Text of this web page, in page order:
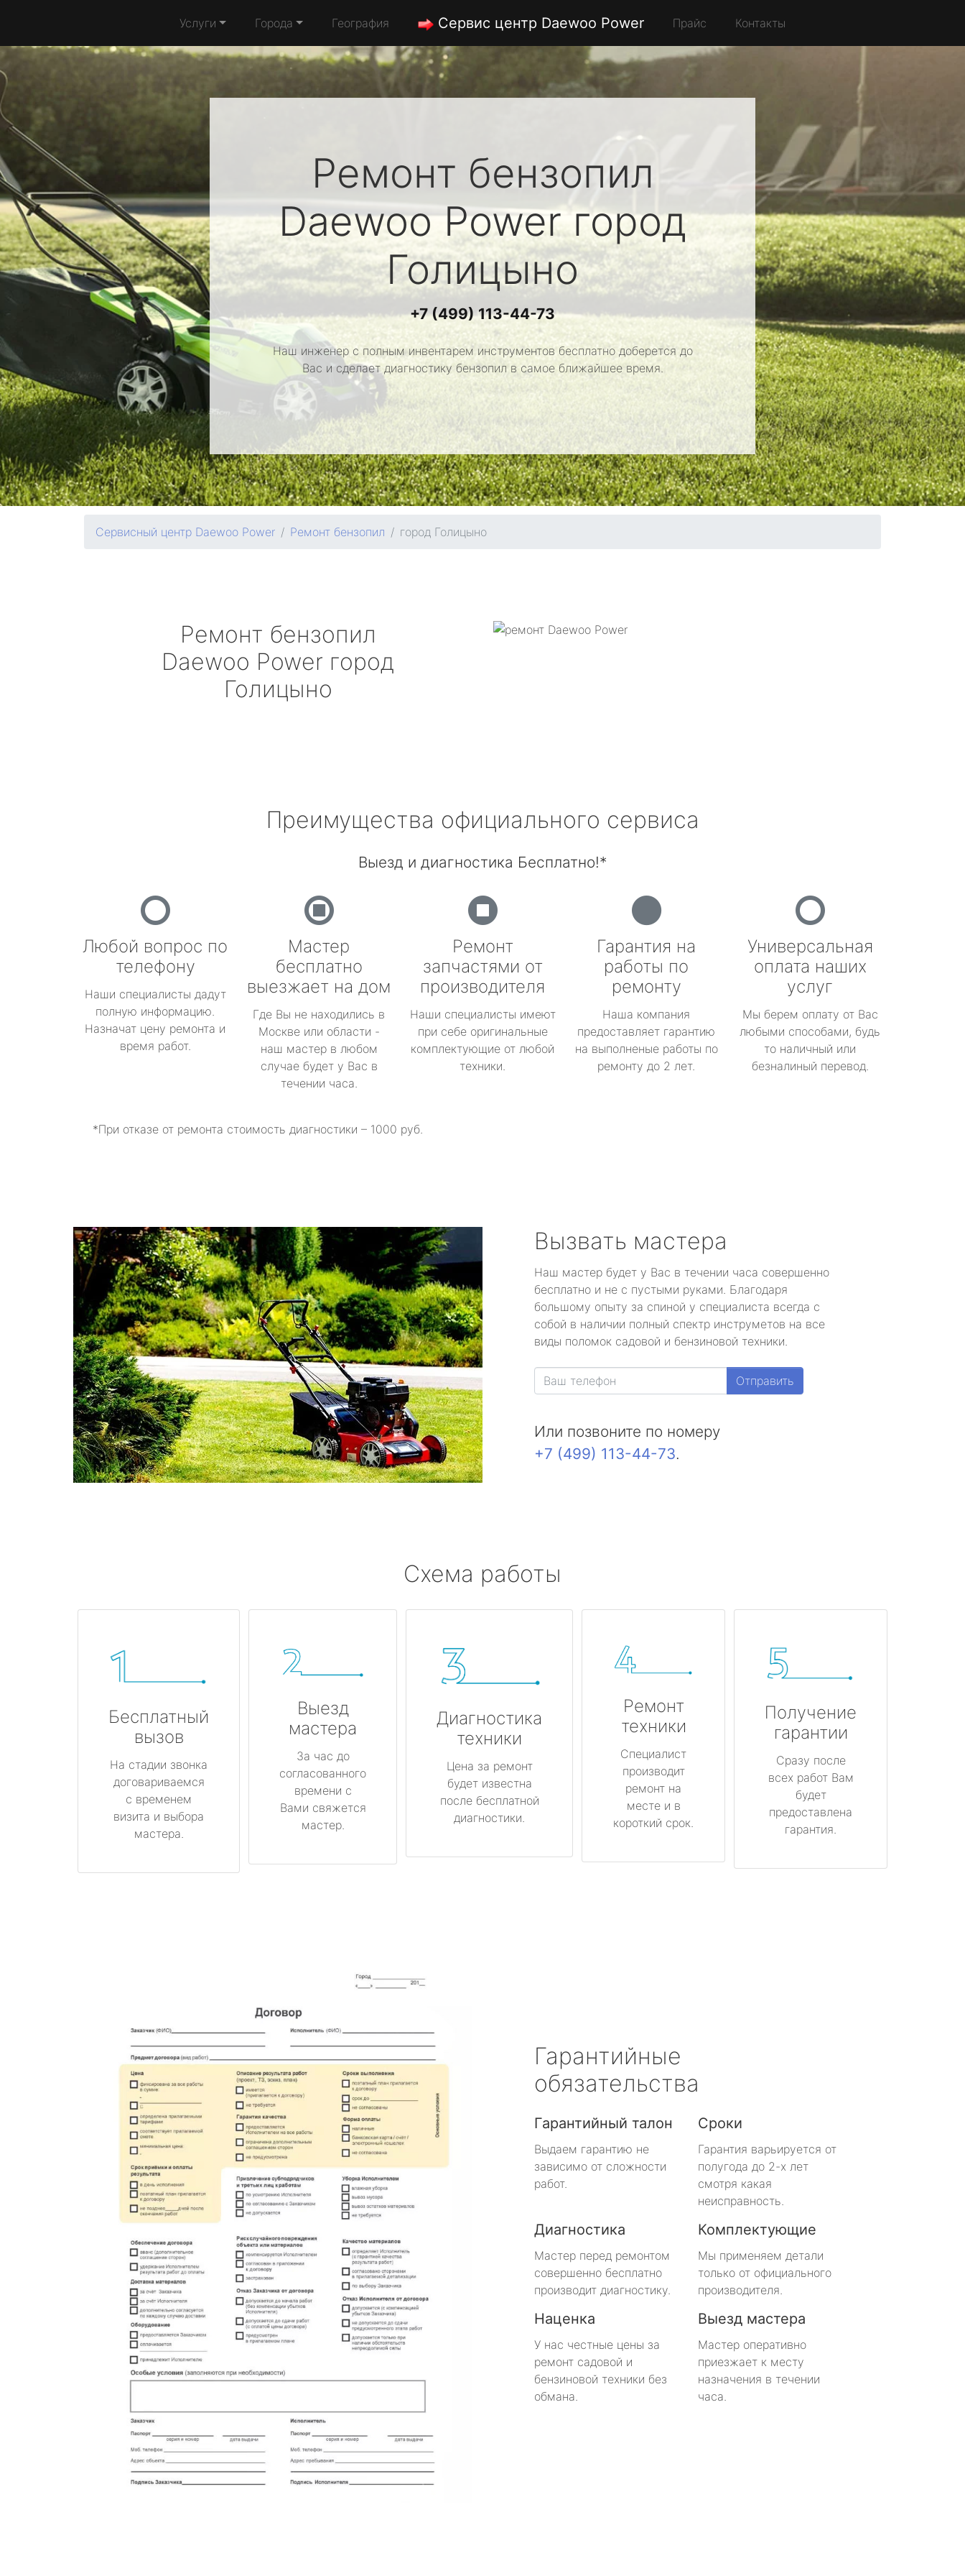
Услуги Города География Сервис центр Daewoo Power Прайс Контакты
Ремонт бензопил
Daewoo Powerгород
Голицыно
+7 (499) 113-44-73
Наш инженер с полным инвентарем инструментов бесплатно доберется до
Вас и сделает диагностику бензопил в самое ближайшее время.
Сервисный центр Daewoo Power Ремонт бензопил город Голицыно
Ремонт бензопил
Daewoo Power город
Голицыно
Преимущества официального сервиса
Выезд и диагностика Бесплатно!*
Любой вопрос по
телефону
Наши специалисты дадут
полную информацию.
Назначат цену ремонта и
время работ.
Мастер
бесплатно
выезжает на дом
Где Вы не находились в
Москве или области -
наш мастер в любом
случае будет у Вас в
течении часа.
Ремонт
запчастями от
производителя
Наши специалисты имеют
при себе оригинальные
комплектующие от любой
техники.
Гарантия на
работы по
ремонту
Наша компания
предоставляет гарантию
на выполненые работы по
ремонту до 2 лет.
Универсальная
оплата наших
услуг
Мы берем оплату от Вас
любыми способами, будь
то наличный или
безналиный перевод.
*При отказе от ремонта стоимость диагностики – 1000 руб.
Вызвать мастера
Наш мастер будет у Вас в течении часа совершенно
бесплатно и не с пустыми руками. Благодаря
большому опыту за спиной у специалиста всегда с
собой в наличии полный спектр инструметов на все
виды поломок садовой и бензиновой техники.
Отправить
Или позвоните по номеру
+7 (499) 113-44-73.
Схема работы
Бесплатный
вызов
На стадии звонка
договариваемся
с временем
визита и выбора
мастера.
Выезд
мастера
За час до
согласованного
времени с
Вами свяжется
мастер.
Диагностика
техники
Цена за ремонт
будет известна
после бесплатной
диагностики.
Ремонт
техники
Специалист
производит
ремонт на
месте и в
короткий срок.
Получение
гарантии
Сразу после
всех работ Вам
будет
предоставлена
гарантия.
Гарантийные
обязательства
Гарантийный талон
Выдаем гарантию не
зависимо от сложности
работ.
Сроки
Гарантия варьируется от
полугода до 2-х лет
смотря какая
неисправность.
Диагностика
Мастер перед ремонтом
совершенно бесплатно
производит диагностику.
Комплектующие
Мы применяем детали
только от официального
производителя.
Наценка
У нас честные цены за
ремонт садовой и
бензиновой техники без
обмана.
Выезд мастера
Мастер оперативно
приезжает к месту
назначения в течении
часа.